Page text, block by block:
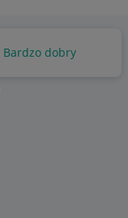
Bardzo dobry